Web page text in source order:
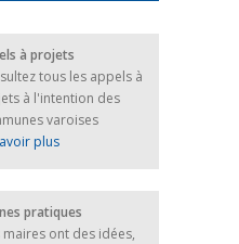
les réfugiés
à projets
tous les appels à
à l'intention des
varoises
plus
pratiques
maires ont des idées,